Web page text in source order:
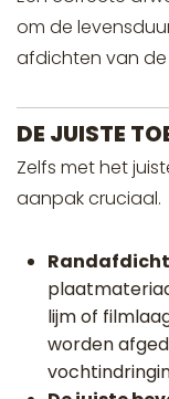
om de
afdichten van
DE JUISTE
Zelfs met het
aanpak cruciaal.
lijm of
worden